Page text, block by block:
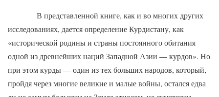
В представленной книге, как и во многих других
исследованиях, дается определение Курдистану, как
«исторической родины и страны постоянного обитания
одной из древнейших наций Западной Азии — курдов». Но
при этом курды — один из тех больших народов, который,
пройдя через многие великие и малые войны, остался едва